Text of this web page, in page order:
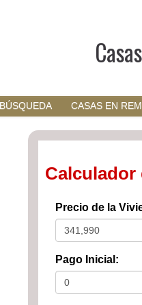
BÚSQUEDA CASAS EN
Calculador
Precio de la
Pago Inicial: